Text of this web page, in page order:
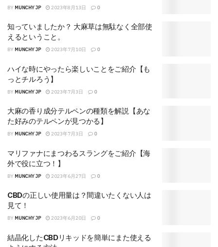
BY MUNCHY JP 2023年8月13日 0
知っていましたか？ 大麻草は無駄なく全部使
えるということ。
BY MUNCHY JP 2023年7月10日 0
ハイな時にやったら楽しいことをご紹介【も
っとチルろう】
BY MUNCHY JP 2023年7月3日 0
大麻の香り成分テルペンの種類を解説【あな
た好みのテルペンが見つかる】
BY MUNCHY JP 2023年7月3日 0
マリファナにまつわるスラングをご紹介【海
外で役に立つ！】
BY MUNCHY JP 2023年6月27日 0
CBDの正しい使用量は？間違いたくない人は
見て！
BY MUNCHY JP 2023年6月20日 0
結晶化したCBDリキッドを簡単にまた使える